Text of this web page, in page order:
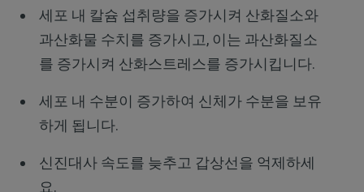
세포 내 칼슘 섭취량을 증가시켜 산화질소와
과산화물 수치를 증가시고, 이는 과산화질소
를 증가시켜 산화스트레스를 증가시킵니다.
세포 내 수분이 증가하여 신체가 수분을 보유
하게 됩니다.
신진대사 속도를 늦추고 갑상선을 억제하세
요.